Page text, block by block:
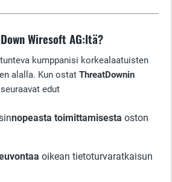
Wiresoft AG:ltä?
kumppanisi korkealaatuisten
alalla. Kun ostat ThreatDownin
edut
nopeasta toimittamisesta oston
oikean tietoturvaratkaisun